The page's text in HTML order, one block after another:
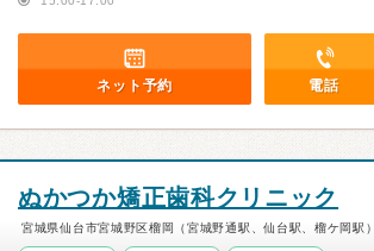
ネット予約 電話
ぬかつか矯正歯科クリニック
宮城県仙台市宮城野区榴岡（宮城野通駅、仙台駅、榴ケ岡駅）